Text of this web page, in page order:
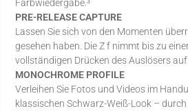
Farbwiedergabe.³
PRE-RELEASE CAPTURE
Lassen Sie sich von den Momenten
gesehen haben. Die Z f nimmt bis zu
vollständigen Drücken des Auslösers
MONOCHROME PROFILE
Verleihen Sie Fotos und Videos im
klassischen Schwarz-Weiß-Look –